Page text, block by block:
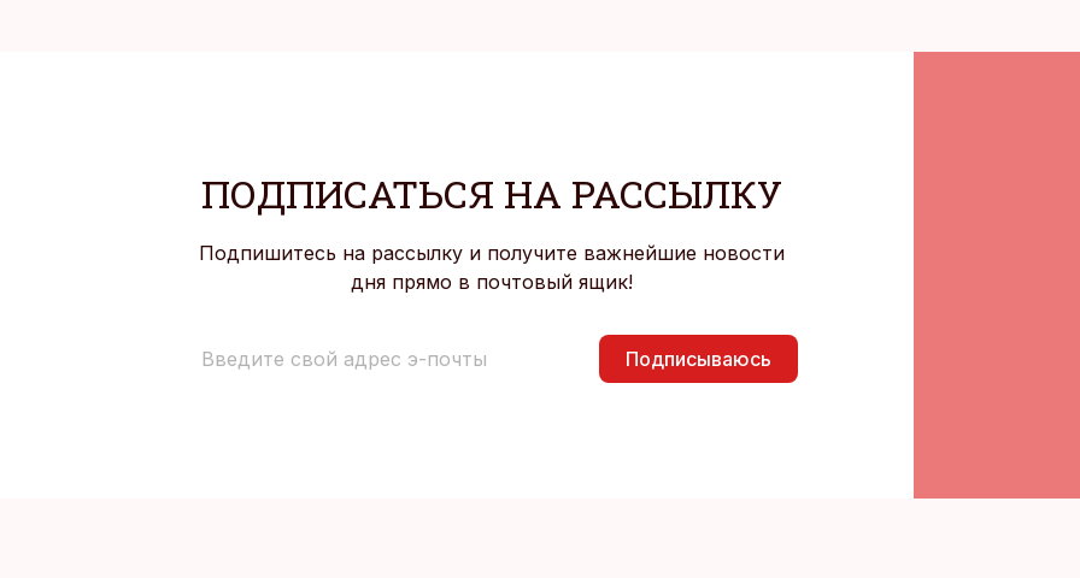
ПОДПИСАТЬСЯ НА РАССЫЛКУ
Подпишитесь на рассылку и получите важнейшие новости
дня прямо в почтовый ящик!
Подписываюсь